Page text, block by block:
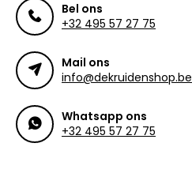
Bel ons
+32 495 57 27 75
Mail ons
info@dekruidenshop.be
Whatsapp ons
+32 495 57 27 75